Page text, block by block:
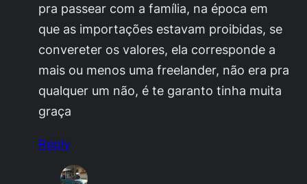
pra passear com a família, na época em
que as importações estavam proibidas, se
convereter os valores, ela corresponde a
mais ou menos uma freelander, não era pra
qualquer um não, é te garanto tinha muita
graça
Reply